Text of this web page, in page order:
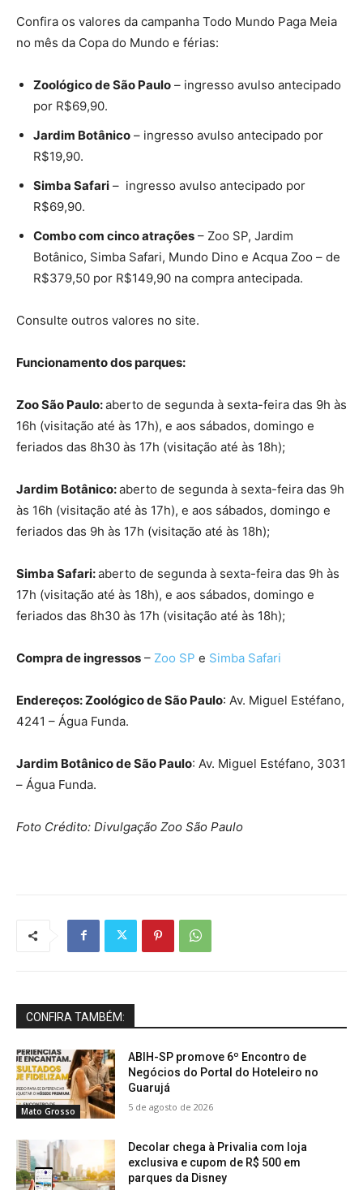
Confira os valores da campanha Todo Mundo Paga Meia
no mês da Copa do Mundo e férias:
Zoológico de São Paulo – ingresso avulso antecipado
por R$69,90.
Jardim Botânico – ingresso avulso antecipado por
R$19,90.
Simba Safari – ingresso avulso antecipado por
R$69,90.
Combo com cinco atrações – Zoo SP, Jardim
Botânico, Simba Safari, Mundo Dino e Acqua Zoo – de
R$379,50 por R$149,90 na compra antecipada.
Consulte outros valores no site.
Funcionamento dos parques:
Zoo São Paulo:aberto de segunda à sexta-feira das 9h às
16h (visitação até às 17h), e aos sábados, domingo e
feriados das 8h30 às 17h (visitação até às 18h);
Jardim Botânico:aberto de segunda à sexta-feira das 9h
às 16h (visitação até às 17h), e aos sábados, domingo e
feriados das 9h às 17h (visitação até às 18h);
Simba Safari:aberto de segunda à sexta-feira das 9h às
17h (visitação até às 18h), e aos sábados, domingo e
feriados das 8h30 às 17h (visitação até às 18h);
Compra de ingressos – Zoo SP e Simba Safari
Endereços: Zoológico de São Paulo: Av. Miguel Estéfano,
4241 – Água Funda.
Jardim Botânico de São Paulo: Av. Miguel Estéfano, 3031
– Água Funda.
Foto Crédito: Divulgação Zoo São Paulo
CONFIRA TAMBÉM:
Mato Grosso
ABIH-SP promove 6º Encontro de
Negócios do Portal do Hoteleiro no
Guarujá
5 de agosto de 2026
Decolar chega à Privalia com loja
exclusiva e cupom de R$ 500 em
parques da Disney